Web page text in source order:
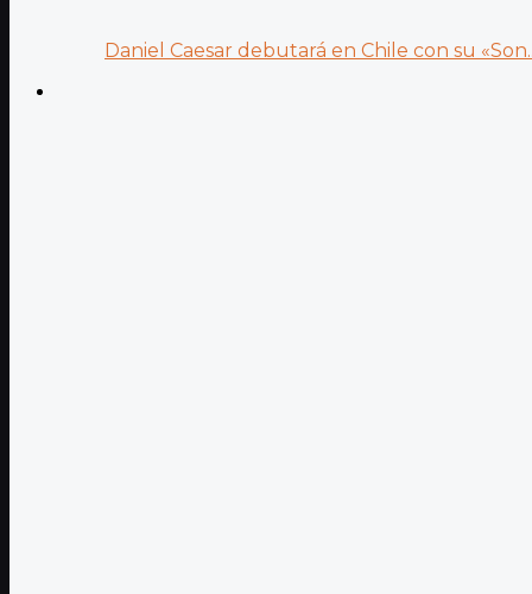
Daniel Caesar debutará en Chile con su